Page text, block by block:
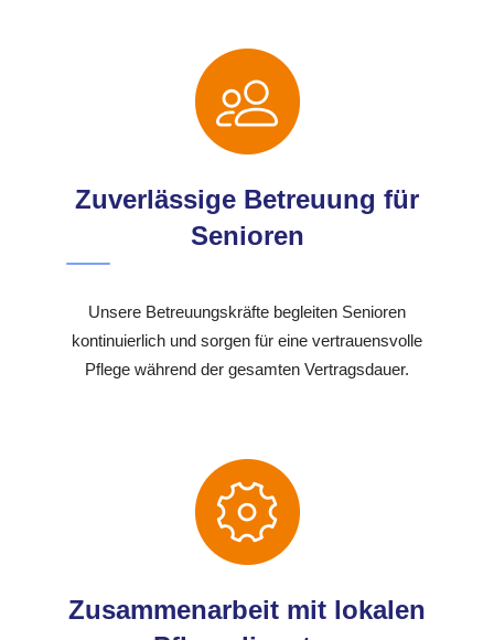
Zuverlässige Betreuung für
Senioren
Unsere Betreuungskräfte begleiten Senioren
kontinuierlich und sorgen für eine vertrauensvolle
Pflege während der gesamten Vertragsdauer.
Zusammenarbeit mit lokalen